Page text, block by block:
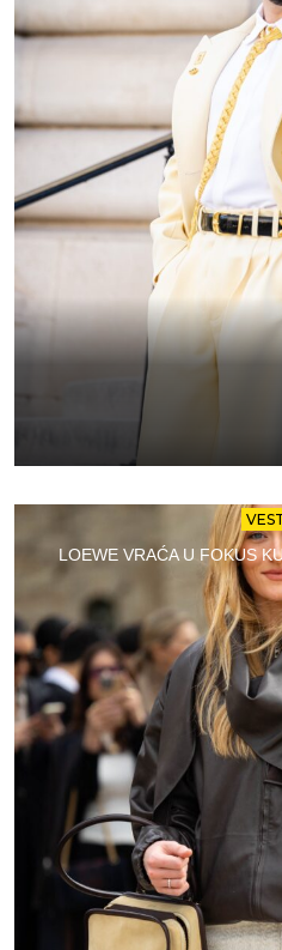
LOEWE VRAĆA U FOKUS